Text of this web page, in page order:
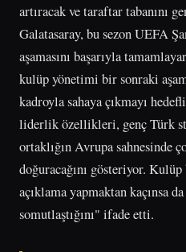
artıracak ve taraftar tabanını
Galatasaray, bu sezon UEFA
aşamasını başarıyla
kulüp yönetimi bir sonraki
kadroyla sahaya çıkmayı
liderlik özellikleri, genç Türk
ortaklığın Avrupa sahnesinde
doğuracağını gösteriyor.
açıklama yapmaktan kaçınsa
somutlaştığını" ifade etti.